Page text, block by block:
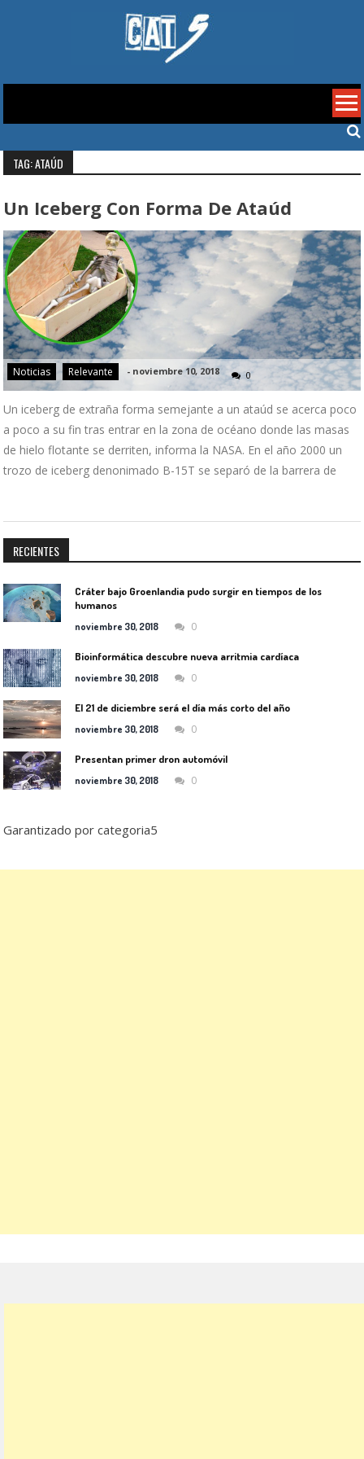
Cat 5
TAG: ATAÚD
Un Iceberg Con Forma De Ataúd
Noticias Relevante - noviembre 10, 2018 0
Un iceberg de extraña forma semejante a un ataúd se acerca poco
a poco a su fin tras entrar en la zona de océano donde las masas
de hielo flotante se derriten, informa la NASA. En el año 2000 un
trozo de iceberg denonimado B-15T se separó de la barrera de
RECIENTES
Cráter bajo Groenlandia pudo surgir en tiempos de los
humanos
noviembre 30, 2018 0
Bioinformática descubre nueva arritmia cardíaca
noviembre 30, 2018 0
El 21 de diciembre será el día más corto del año
noviembre 30, 2018 0
Presentan primer dron automóvil
noviembre 30, 2018 0
Garantizado por categoria5